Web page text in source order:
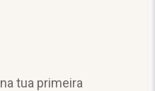
tua primeira